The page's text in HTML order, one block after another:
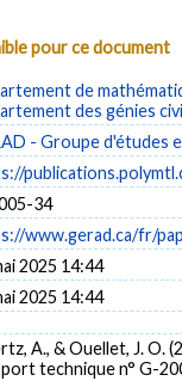
pour ce document
de
des génies
- Groupe d'études
34
www.gerad.ca/fr/
2025 14:44
2025 14:44
A., & Ouellet, J. O.
technique n° G-